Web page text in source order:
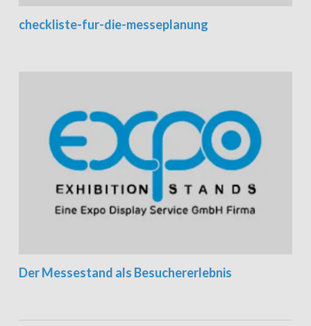
checkliste-fur-die-messeplanung
Der Messestand als Besuchererlebnis